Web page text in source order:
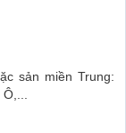
sản miền Trung: